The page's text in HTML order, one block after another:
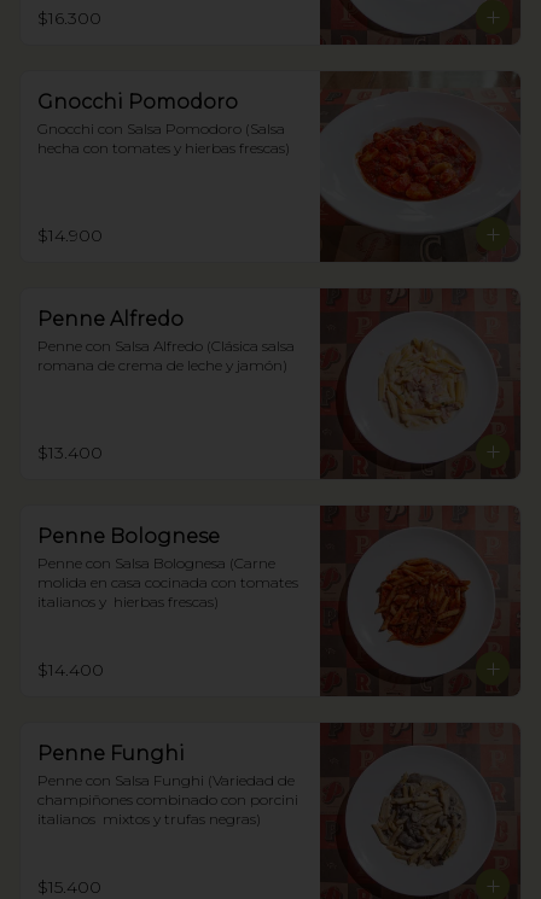
$16.300
Gnocchi Pomodoro
Gnocchi con Salsa Pomodoro (Salsa
hecha con tomates y hierbas frescas)
$14.900
Penne Alfredo
Penne con Salsa Alfredo (Clásica salsa
romana de crema de leche y jamón)
$13.400
Penne Bolognese
Penne con Salsa Bolognesa (Carne
molida en casa cocinada con tomates
italianos y  hierbas frescas)
$14.400
Penne Funghi
Penne con Salsa Funghi (Variedad de
champiñones combinado con porcini
italianos  mixtos y trufas negras)
$15.400